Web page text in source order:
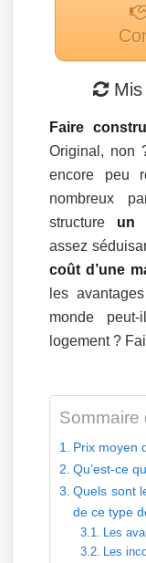
Mis
Faire
Original, non
encore peu
nombreux
structure un
assez
coût d’une
les
monde
logement ?
Sommaire
Prix moyen
Qu’est-ce
Quels sont
de ce type
Les
Les